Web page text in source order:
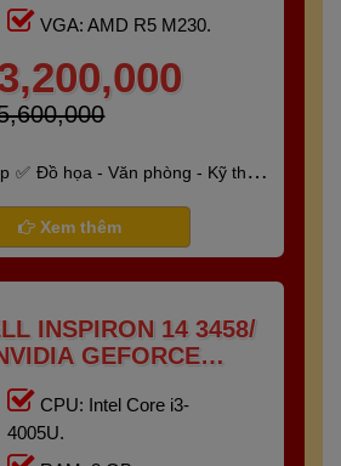
VGA: AMD R5 M230.
Đồ họa - Văn phòng - Kỹ thuật
6 tháng
Xem thêm
INSPIRON 14 3458/
GEFORCE
SSD 128GB/
CPU: Intel Core i3-
4005U.